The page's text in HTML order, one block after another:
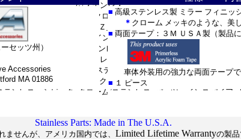
セッツ州）
Accessories
MA 01886
■ 高級ステンレス製 ミラー フィニッ
＊ クローム メッキのような、美
■ 両面テープ：３Ｍ ＵＳＡ製（製品に
車体外装用の強力な両面テープで
■ １ ピース
Stainless Parts: Made in The U.S.A.
ませんが、アメリカ国内では、 Limited Lifetime Warrantyの製品
ム/ステンレス_
パーツ・エクストレール_クローム/ステンレス_パーツ・エクステラ
ス・３５０Ｚ_クローム
ーム/ステンレス_パーツ■インフィニティ：Ｇ３５_クローム/ステ
ム/ステンレス・
ツ・ＦＸ_クローム/ステンレス_パーツ・ＥＸ_クローム/ステンレ
クローム/ステンレス_
■ハマー_Ｈ２/Ｈ３_クローム/ステンレス
テンレス・シビック_クローム/ステンレス_パーツ・インスパイア_